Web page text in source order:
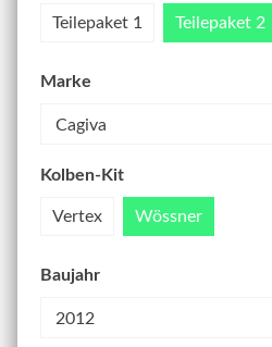
Teilepaket 1 Teilepaket 2
Marke
Kolben-Kit
Vertex Wössner
Baujahr